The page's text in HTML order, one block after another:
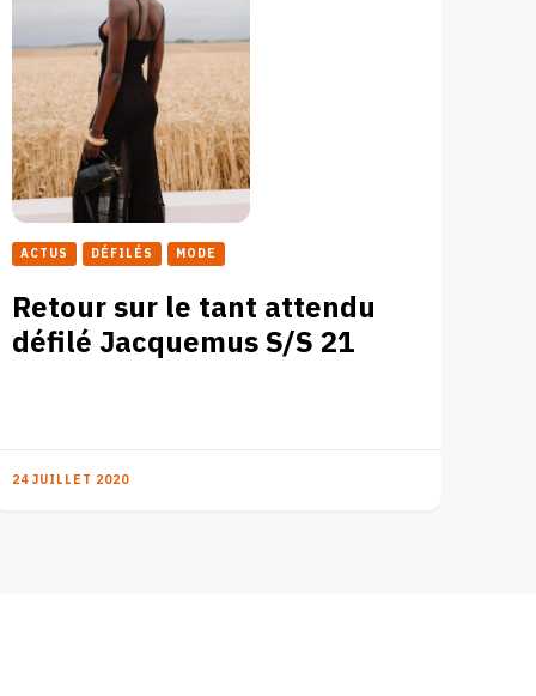
ACTUS DÉFILÉS MODE
Retour sur le tant attendu
défilé Jacquemus S/S 21
24 JUILLET 2020